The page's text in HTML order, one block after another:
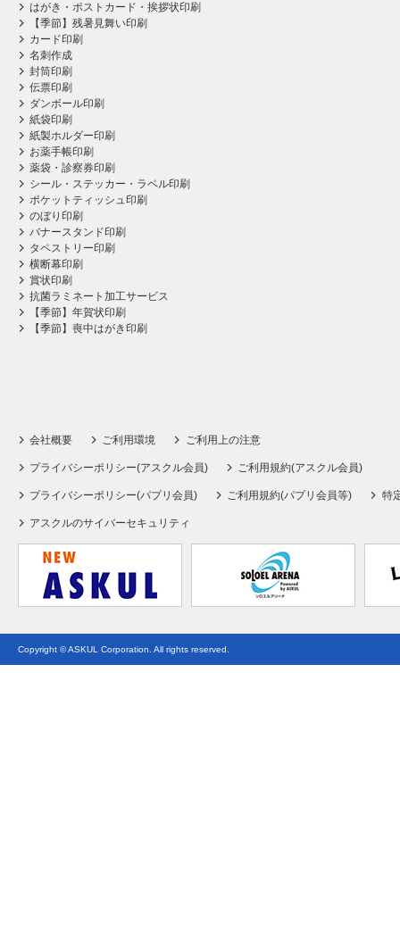
はがき・ポストカード・挨拶状印刷
【季節】残暑見舞い印刷
カード印刷
名刺作成
封筒印刷
伝票印刷
ダンボール印刷
紙袋印刷
紙製ホルダー印刷
お薬手帳印刷
薬袋・診察券印刷
シール・ステッカー・ラベル印刷
ポケットティッシュ印刷
のぼり印刷
バナースタンド印刷
タペストリー印刷
横断幕印刷
賞状印刷
抗菌ラミネート加工サービス
【季節】年賀状印刷
【季節】喪中はがき印刷
会社概要 ご利用環境 ご利用上の注意
プライバシーポリシー(アスクル会員) ご利用規約(アスクル会員)
プライバシーポリシー(パプリ会員) ご利用規約(パプリ会員等) 特
アスクルのサイバーセキュリティ
Copyright © ASKUL Corporation. All rights reserved.